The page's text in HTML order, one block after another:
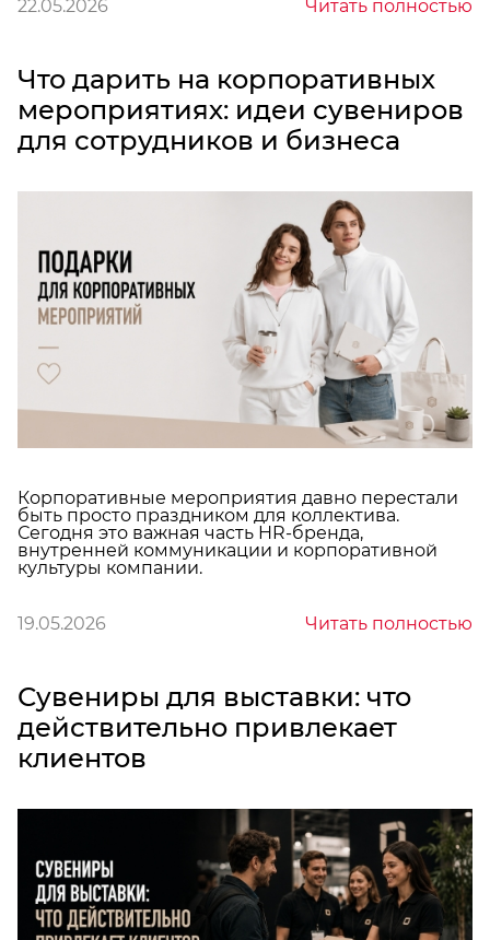
22.05.2026 Читать полностью
Что дарить на корпоративных
мероприятиях: идеи сувениров
для сотрудников и бизнеса
Корпоративные мероприятия давно перестали
быть просто праздником для коллектива.
Сегодня это важная часть HR-бренда,
внутренней коммуникации и корпоративной
культуры компании.
19.05.2026 Читать полностью
Сувениры для выставки: что
действительно привлекает
клиентов